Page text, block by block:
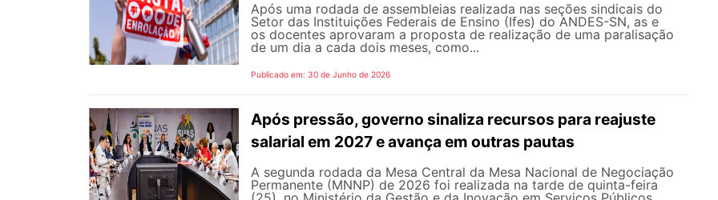
Após uma rodada de assembleias realizada nas seções sindicais do
Setor das Instituições Federais de Ensino (Ifes) do ANDES-SN, as e
os docentes aprovaram a proposta de realização de uma paralisação
de um dia a cada dois meses, como...
Publicado em: 30 de Junho de 2026
Após pressão, governo sinaliza recursos para reajuste
salarial em 2027 e avança em outras pautas
A segunda rodada da Mesa Central da Mesa Nacional de Negociação
Permanente (MNNP) de 2026 foi realizada na tarde de quinta-feira